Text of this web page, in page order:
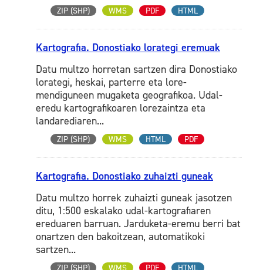
ZIP (SHP) WMS PDF HTML
Kartografia. Donostiako lorategi eremuak
Datu multzo horretan sartzen dira Donostiako
lorategi, heskai, parterre eta lore-
mendiguneen mugaketa geografikoa. Udal-
eredu kartografikoaren lorezaintza eta
landarediaren...
ZIP (SHP) WMS HTML PDF
Kartografia. Donostiako zuhaizti guneak
Datu multzo horrek zuhaizti guneak jasotzen
ditu, 1:500 eskalako udal-kartografiaren
ereduaren barruan. Jarduketa-eremu berri bat
onartzen den bakoitzean, automatikoki
sartzen...
ZIP (SHP) WMS PDF HTML